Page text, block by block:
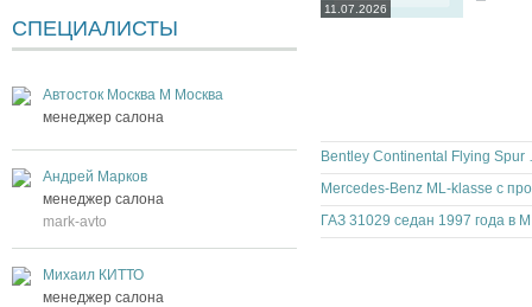
СПЕЦИАЛИСТЫ
Автосток Москва М Москва
менеджер салона
Андрей Марков
менеджер салона
mark-avto
Михаил КИТТО
менеджер салона
11.07.2026